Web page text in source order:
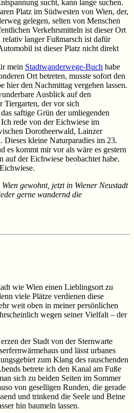
sucht, kann lange suchen.
Platz im Südwesten von Wien, der,
gelegen, selten von Menschen
Verkehrsmitteln ist dieser Ort
langer Fußmarsch ist dafür
ist dieser Platz nicht direkt
mein Stadtwanderwege-Buch habe
Ort betreten, musste sofort den
hier den Nachmittag vergehen lassen.
Ausblick auf den
Tiergarten, der vor sich
saftige Grün der umliegenden
rede von der Eichwiese im
Dorotheerwald, Lainzer
Dieses kleine Naturparadies im 23.
es kommt mir vor als wäre es gestern
auf der Eichwiese beobachtet habe.
gewohnt, jetzt in Wiener Neustadt
gerne wandernd die
wie Wien einen Lieblingsort zu
viele Plätze verdienen diese
weit oben in meiner persönlichen
wegen seiner Vielfalt – der
der Stadt von der Sternwarte
und lässt urbanes
zum Klang des rauschenden
betrete ich den Kanal am Fuße
sich zu beiden Seiten im Sommer
von geselligen Runden, die gerade
und trinkend die Seele und Beine
hin baumeln lassen.